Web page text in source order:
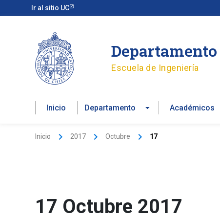
Ir al sitio UC
al
Escuela de Ingeniería
Inicio Departamento Académicos
Inicio 2017 Octubre 17
17 Octubre 2017